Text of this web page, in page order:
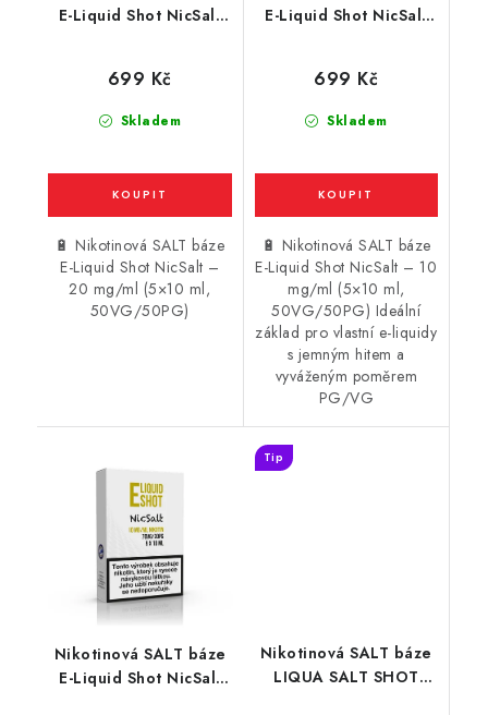
E-Liquid Shot NicSalt
Skladem
699 Kč
🔋 Nikotinová SALT báze
E-Liquid Shot NicSalt –
20 mg/ml (5×10 ml,
50VG/50PG)
E-Liquid Shot NicSalt
Skladem
699 Kč
🔋 Nikotinová SALT báze
E-Liquid Shot NicSalt – 10
mg/ml (5×10 ml,
50VG/50PG) Ideální
základ pro vlastní e-liquidy
s jemným hitem a
vyváženým poměrem
PG/VG
Nikotinová SALT báze
E-Liquid Shot NicSalt
Nikotinová SALT báze
LIQUA SALT SHOT
Tip